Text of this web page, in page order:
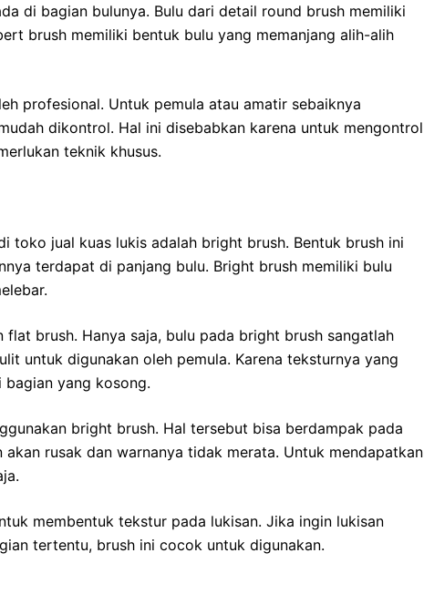
di bagian bulunya. Bulu dari detail round brush memiliki
brush memiliki bentuk bulu yang memanjang alih-alih
profesional. Untuk pemula atau amatir sebaiknya
dikontrol. Hal ini disebabkan karena untuk mengontrol
teknik khusus.
toko jual kuas lukis adalah bright brush. Bentuk brush ini
terdapat di panjang bulu. Bright brush memiliki bulu
brush. Hanya saja, bulu pada bright brush sangatlah
untuk digunakan oleh pemula. Karena teksturnya yang
yang kosong.
bright brush. Hal tersebut bisa berdampak pada
rusak dan warnanya tidak merata. Untuk mendapatkan
membentuk tekstur pada lukisan. Jika ingin lukisan
tertentu, brush ini cocok untuk digunakan.